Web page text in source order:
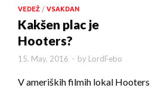
VEDEŽ / VSAKDAN
Kakšen plac je
Hooters?
15. May, 2016 - by LordFebo
V ameriških filmih lokal Hooters